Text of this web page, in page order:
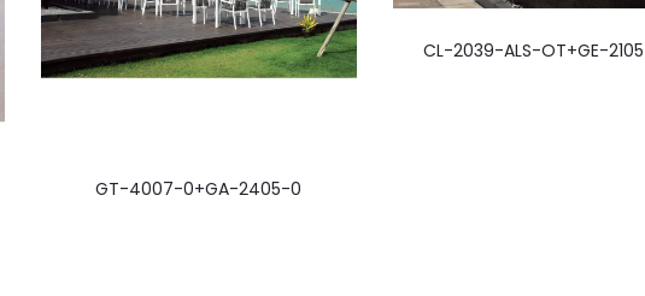
GT-4007-0+GA-2405-0
CL-2039-ALS-OT+GE-